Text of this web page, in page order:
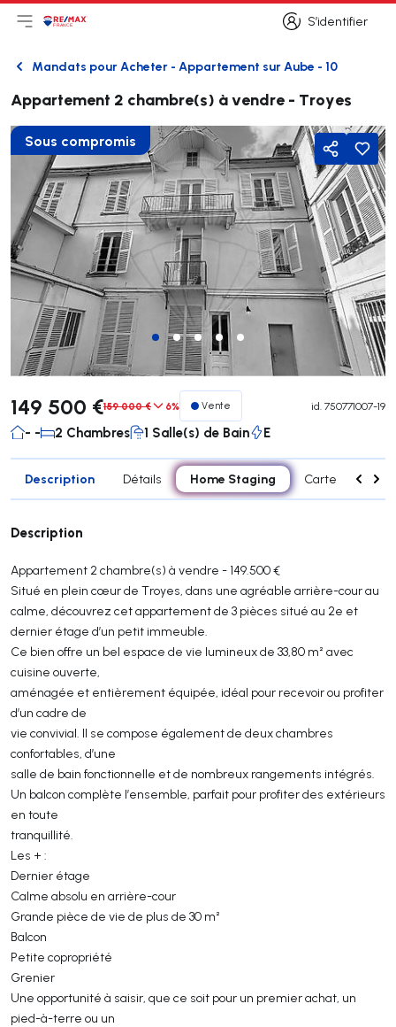
S’identifier
S’identifier
Ouvrir le menu principal
Logo
RetourMandats pour Acheter - Appartement sur Aube - 10
Appartement 2 chambre(s) à vendre - Troyes
Sous compromis
Partager
149 500 €159 000 € 6% Vente id. 750771007-19
- - 2 Chambres 1 Salle(s) de Bain E
Description Détails Home Staging Carte
Description
Appartement 2 chambre(s) à vendre - 149.500 €
Situé en plein cœur de Troyes, dans une agréable arrière-cour au
calme, découvrez cet appartement de 3 pièces situé au 2e et
dernier étage d’un petit immeuble.
Ce bien offre un bel espace de vie lumineux de 33,80 m² avec
cuisine ouverte,
aménagée et entièrement équipée, idéal pour recevoir ou profiter
d’un cadre de
vie convivial. Il se compose également de deux chambres
confortables, d’une
salle de bain fonctionnelle et de nombreux rangements intégrés.
Un balcon complète l’ensemble, parfait pour profiter des extérieurs
en toute
tranquillité.
Les + :
Dernier étage
Calme absolu en arrière-cour
Grande pièce de vie de plus de 30 m²
Balcon
Petite copropriété
Grenier
Une opportunité à saisir, que ce soit pour un premier achat, un
pied-à-terre ou un